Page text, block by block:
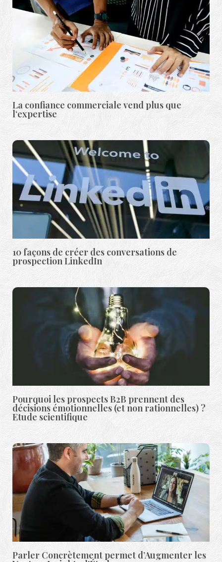
La confiance commerciale vend plus que
l‘expertise
10 façons de créer des conversations de
prospection LinkedIn
Pourquoi les prospects B2B prennent des
décisions émotionnelles (et non rationnelles) ?
Etude scientifique
Parler Concrètement permet d’Augmenter les